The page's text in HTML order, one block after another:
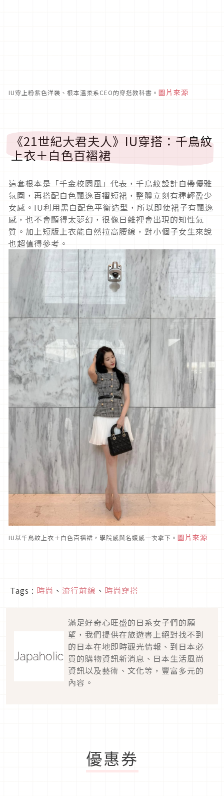
IU穿上粉紫色洋裝、根本溫柔系CEO的穿搭教科書。 圖片來源
《21世紀大君夫人》IU穿搭：千鳥紋
上衣＋白色百褶裙
這套根本是「千金校園風」代表，千鳥紋設計自帶優雅
氛圍，再搭配白色飄逸百褶短裙，整體立刻有種輕盈少
女感。IU利用黑白配色平衡造型，所以即使裙子有飄逸
感，也不會顯得太夢幻，很像日雜裡會出現的知性氣
質。加上短版上衣能自然拉高腰線，對小個子女生來說
也超值得參考。
IU以千鳥紋上衣＋白色百褶裙，學院感與名媛感一次拿下。 圖片來源
Tags : 時尚 、 流行前線 、 時尚穿搭
滿足好奇心旺盛的日系女子們的願
望，我們提供在旅遊書上絕對找不到
的日本在地即時觀光情報、到日本必
買的購物資訊新消息、日本生活風尚
資訊以及藝術、文化等，豐富多元的
內容。
優惠券